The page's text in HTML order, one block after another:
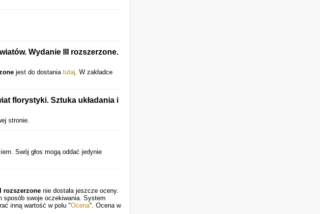
Wydanie III rozszerzone.
jest do dostania tutaj. W zakładce
florystyki. Sztuka układania i
stronie.
Swój głos mogą oddać jedynie
rozszerzone nie dostała jeszcze oceny.
sposób swoje oczekiwania. System
inną wartość w polu "Ocena". Ocena w